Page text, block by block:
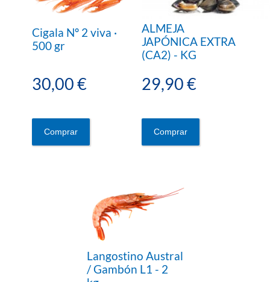
Cigala Nº 2 viva ·
500 gr
30,00 €
Comprar
ALMEJA
JAPÓNICA EXTRA
(CA2) - KG
29,90 €
Comprar
Langostino Austral
/ Gambón L1 - 2